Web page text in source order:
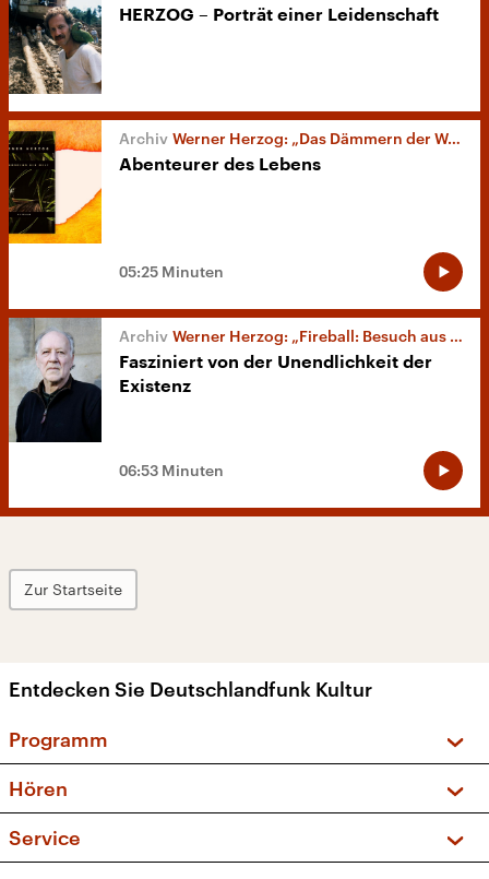
HERZOG – Porträt einer Leidenschaft
Werner Herzog: „Das Dämmern der Welt“
Abenteurer des Lebens
05:25 Minuten
Werner Herzog: „Fireball: Besuch aus fernen Welten“
Fasziniert von der Unendlichkeit der
Existenz
06:53 Minuten
Zur Startseite
Entdecken Sie Deutschlandfunk Kultur
Programm
Sendungen und Podcasts
Musikliste
Hören
Frequenzen (UKW + DAB+)
Service